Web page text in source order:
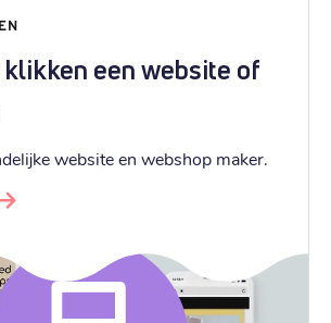
klikken een website of
website en webshop maker.